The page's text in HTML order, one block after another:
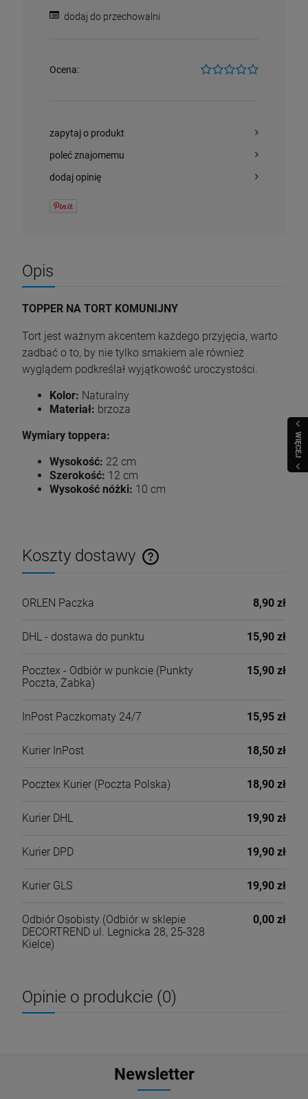
dodaj do przechowalni
Ocena:
zapytaj o produkt
poleć znajomemu
dodaj opinię
Opis
TOPPER NA TORT KOMUNIJNY
Tort jest ważnym akcentem każdego przyjęcia, warto
zadbać o to, by nie tylko smakiem ale również
wyglądem podkreślał wyjątkowość uroczystości.
Kolor: Naturalny
Materiał: brzoza
Wymiary toppera:
Wysokość: 22 cm
Szerokość: 12 cm
Wysokość nóżki: 10 cm
Koszty dostawy
Cena nie zawiera ewentualnych kosztów płatności
ORLEN Paczka 8,90 zł
DHL - dostawa do punktu 15,90 zł
Pocztex - Odbiór w punkcie (Punkty
Poczta, Żabka)
15,90 zł
InPost Paczkomaty 24/7 15,95 zł
Kurier InPost 18,50 zł
Pocztex Kurier (Poczta Polska) 18,90 zł
Kurier DHL 19,90 zł
Kurier DPD 19,90 zł
Kurier GLS 19,90 zł
Odbiór Osobisty (Odbiór w sklepie
DECORTREND ul. Legnicka 28, 25-328
Kielce)
0,00 zł
Opinie o produkcie (0)
WIĘCEJ
Newsletter